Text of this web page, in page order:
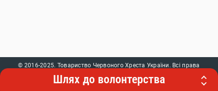
Шлях до волонтерства
© 2016-2025. Товариство Червоного Хреста України. Всі права
захищені. При використанні контенту звертайтеся до нашого веб-
сайту.